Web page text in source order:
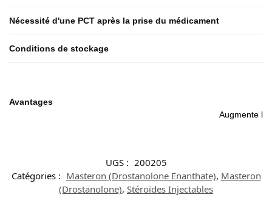
Nécessité d'une PCT après la prise du médicament
Conditions de stockage
Avantages
Augmente la
UGS : 200205
Catégories : Masteron (Drostanolone Enanthate), Masteron
(Drostanolone), Stéroïdes Injectables